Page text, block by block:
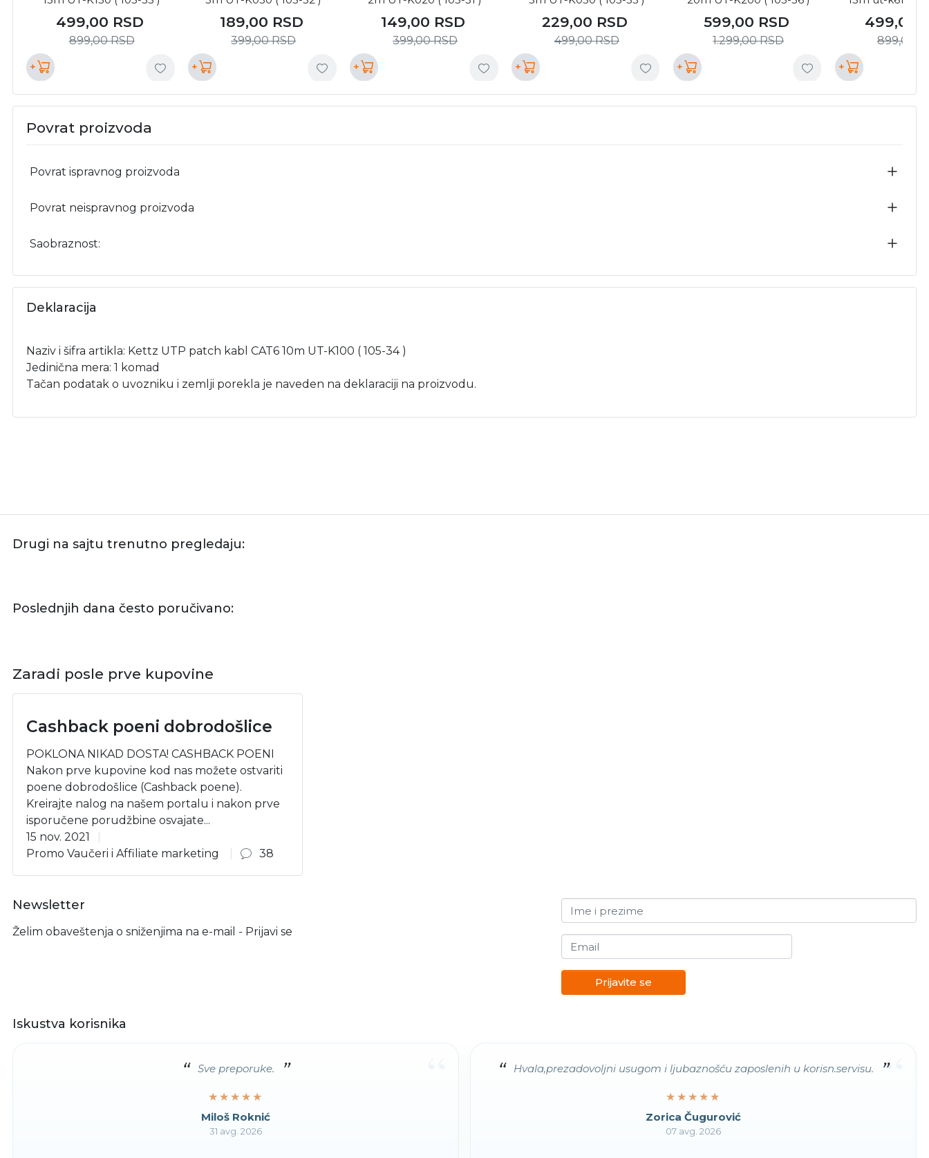
499,00 RSD
899,00RSD
+
189,00 RSD
399,00RSD
+
149,00 RSD
399,00RSD
+
229,00 RSD
499,00RSD
+
599,00 RSD
1.299,00RSD
+
499,00
899,00
+
Povrat proizvoda
Povrat ispravnog proizvoda
Povrat neispravnog proizvoda
Saobraznost:
Deklaracija
Naziv i šifra artikla: Kettz UTP patch kabl CAT6 10m UT-K100 ( 105-34 )
Jedinična mera: 1 komad
Tačan podatak o uvozniku i zemlji porekla je naveden na deklaraciji na proizvodu.
Drugi na sajtu trenutno pregledaju:
Poslednjih dana često poručivano:
Zaradi posle prve kupovine
Cashback poeni dobrodošlice
POKLONA NIKAD DOSTA! CASHBACK POENI
Nakon prve kupovine kod nas možete ostvariti
poene dobrodošlice (Cashback poene).
Kreirajte nalog na našem portalu i nakon prve
isporučene porudžbine osvajate...
15 nov. 2021
Promo Vaučeri i Affiliate marketing
38
Newsletter
Želim obaveštenja o sniženjima na e-mail - Prijavi se
Ime i prezime
Email
Prijavite se
Iskustva korisnika
Sve preporuke.
★★★★★
★★★★★
Miloš Roknić
31 avg. 2026
“
Hvala,prezadovoljni usugom i ljubaznošću zaposlenih u korisn.servisu.
★★★★★
★★★★★
Zorica Čugurović
07 avg. 2026